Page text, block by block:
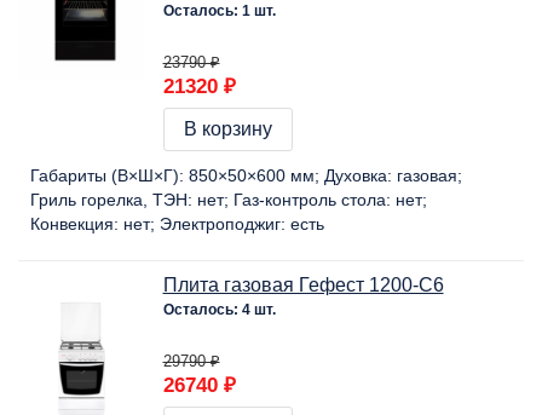
Осталось: 1 шт.
23790 ₽
21320 ₽
В корзину
Габариты (В×Ш×Г): 850×50×600 мм Духовка: газовая
Гриль горелка, ТЭН: нет Газ-контроль стола: нет
Конвекция: нет Электроподжиг: есть
Плита газовая Гефест 1200-С6
Осталось: 4 шт.
29790 ₽
26740 ₽